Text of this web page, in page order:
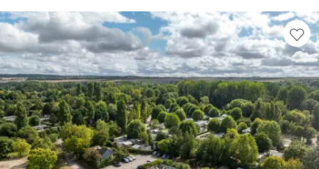
Camping Mulhouse
Camping Munster
Camping Aquitaine
Camping Dordogne
Camping Carsac-Aillac
Camping Les Eyzies-de-Tayac-Sireuil
Camping Sarlat
Camping Gironde
Camping Bordeaux
Camping Carcans